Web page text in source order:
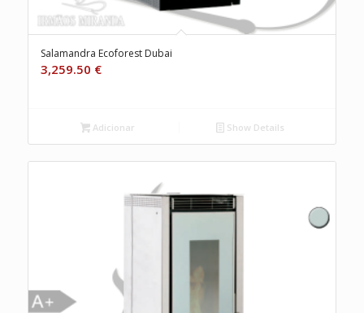
Salamandra Ecoforest Dubai
3,259.50 €
Adicionar Show Details